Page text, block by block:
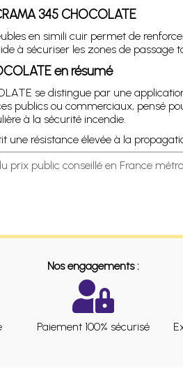
345 CHOCOLATE
en simili cuir permet de
à sécuriser les zones de passage
en résumé
se distingue par une
publics ou commerciaux, pensé
à la sécurité incendie.
une résistance élevée à la
prix public conseillé en France
Nos engagements :
Paiement 100% sécurisé